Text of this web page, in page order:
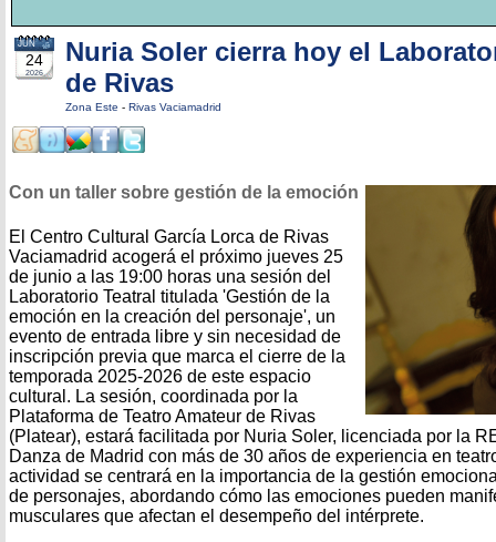
24
JUN
2026
Nuria Soler cierra hoy el
de Rivas
Zona Este - Rivas Vaciamadrid
Con un taller sobre gestión de la emoción
El Centro Cultural García Lorca de Rivas
Vaciamadrid acogerá el próximo jueves 25
de junio a las 19:00 horas una sesión del
Laboratorio Teatral titulada 'Gestión de la
emoción en la creación del personaje', un
evento de entrada libre y sin necesidad de
inscripción previa que marca el cierre de la
temporada 2025-2026 de este espacio
cultural. La sesión, coordinada por la
Plataforma de Teatro Amateur de Rivas
(Platear), estará facilitada por Nuria Soler, licenciada por la
Danza de Madrid con más de 30 años de experiencia en
actividad se centrará en la importancia de la gestión
de personajes, abordando cómo las emociones pueden
musculares que afectan el desempeño del intérprete.